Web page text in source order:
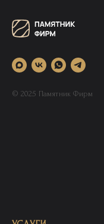
© 2025 Памятник Фирм